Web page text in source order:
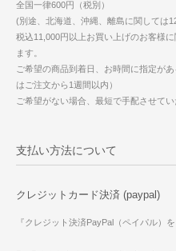
全国一律600円（税別）
(別途、北海道、沖縄、離島に関しては
税込11,000円以上お買い上げのお客様
ます。
ご希望の商品到着日、お時間に指定が
はご注文から1週間以内）
ご希望がない場合、最短で手配させてい
支払い方法について
クレジットカード決済 (paypal)
『クレジット決済PayPal（ペイパル）